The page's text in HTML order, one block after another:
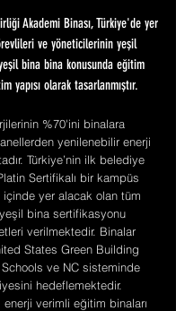
Akademi Binası, Türkiye'de yer
ve yöneticilerinin yeşil
bina bina konusunda eğitim
yapısı olarak tasarlanmıştır.
%70'ini binalara
yenilenebilir enerji
Türkiye’nin ilk belediye
Sertifikalı bir kampüs
içinde yer alacak olan tüm
bina sertifikasyonu
verilmektedir. Binalar
States Green Building
ve NC sisteminde
hedeflemektedir.
verimli eğitim binaları